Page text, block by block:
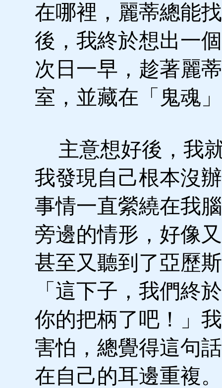
在哪裡，麗蒂總能
後，我終於想出一
次日一早，趁著麗
室，並藏在「鬼魂
主意想好後，我
我發現自己根本沒
事情一直縈繞在我
旁邊的情形，好像
甚至又聽到了亞歷
「這下子，我們終
你的把柄了吧！」
害怕，總覺得這句
在自己的耳邊重複